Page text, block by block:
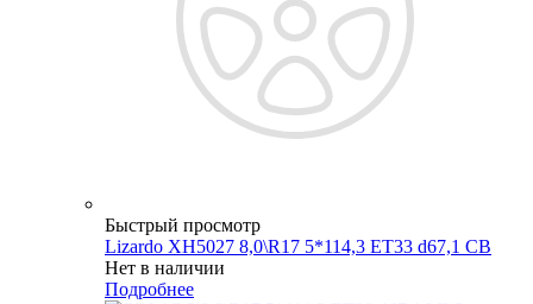
Быстрый просмотр
Lizardo XH5027 8,0\R17 5*114,3 ET33 d67,1 CB
Нет в наличии
Подробнее